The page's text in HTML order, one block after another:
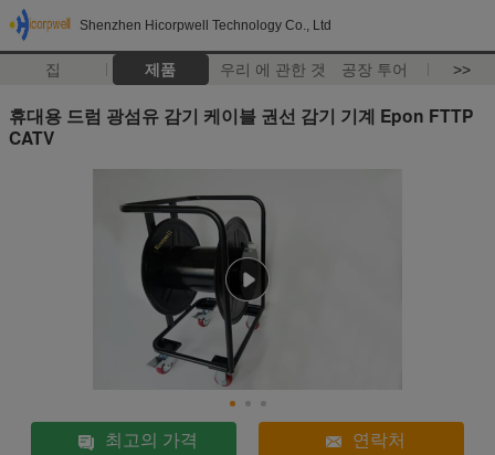
Shenzhen Hicorpwell Technology Co., Ltd
집 제품 우리 에 관한 것 공장 투어 >>
휴대용 드럼 광섬유 감기 케이블 권선 감기 기계 Epon FTTP
CATV
최고의 가격 연락처